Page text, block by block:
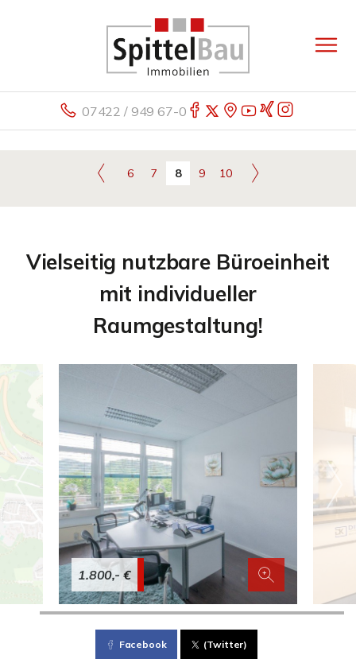
07422 / 949 67-0
6 7 8 9 10
Vielseitig nutzbare Büroeinheit
mit individueller
Raumgestaltung!
1.800,- €
Facebook (Twitter)